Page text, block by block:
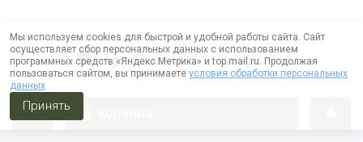
Мы используем cookies для быстрой и удобной работы сайта. Сайт
осуществляет сбор персональных данных с использованием
программных средств «Яндекс.Метрика» и top.mail.ru. Продолжая
пользоваться сайтом, вы принимаете условия обработки персональных
данных
Принять